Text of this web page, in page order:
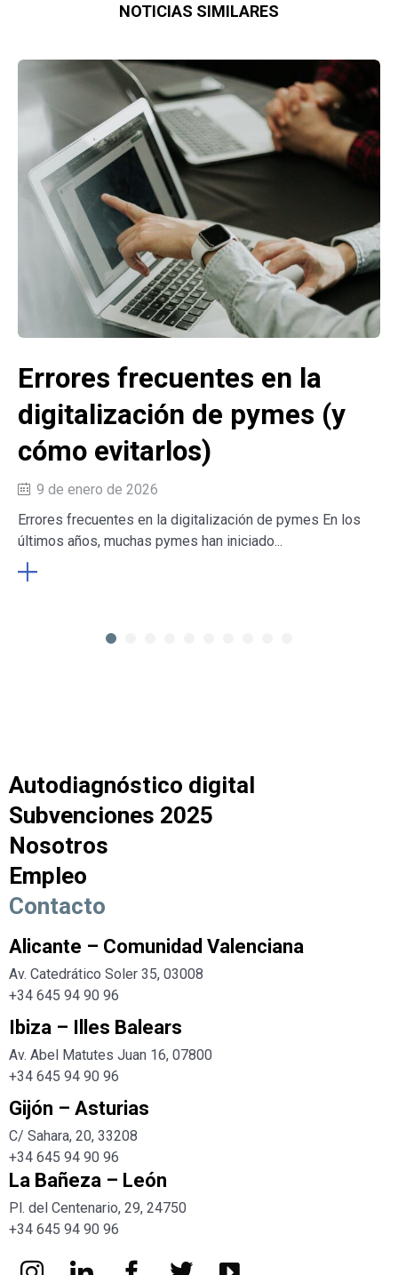
NOTICIAS SIMILARES
Errores frecuentes en la
digitalización de pymes (y
cómo evitarlos)
9 de enero de 2026
Errores frecuentes en la digitalización de pymes En los
últimos años, muchas pymes han iniciado...
Autodiagnóstico digital
Subvenciones 2025
Nosotros
Empleo
Contacto
Alicante – Comunidad Valenciana
Av. Catedrático Soler 35, 03008
+34 645 94 90 96
Ibiza – Illes Balears
Av. Abel Matutes Juan 16, 07800
+34 645 94 90 96
Gijón – Asturias
C/ Sahara, 20, 33208
+34 645 94 90 96
La Bañeza – León
Pl. del Centenario, 29, 24750
+34 645 94 90 96